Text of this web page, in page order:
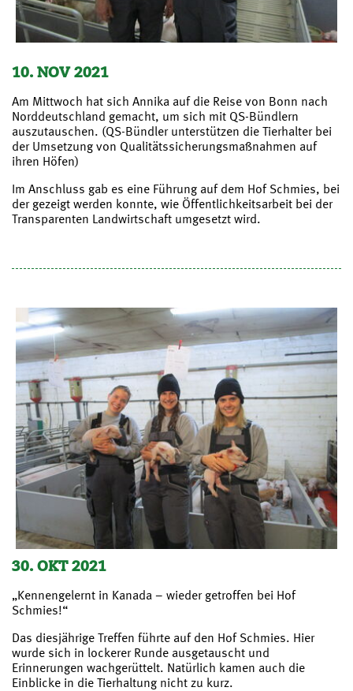
10. NOV 2021
Am Mittwoch hat sich Annika auf die Reise von Bonn nach
Norddeutschland gemacht, um sich mit QS-Bündlern
auszutauschen. (QS-Bündler unterstützen die Tierhalter bei
der Umsetzung von Qualitätssicherungsmaßnahmen auf
ihren Höfen)
Im Anschluss gab es eine Führung auf dem Hof Schmies, bei
der gezeigt werden konnte, wie Öffentlichkeitsarbeit bei der
Transparenten Landwirtschaft umgesetzt wird.
30. OKT 2021
„Kennengelernt in Kanada – wieder getroffen bei Hof
Schmies!“
Das diesjährige Treffen führte auf den Hof Schmies. Hier
wurde sich in lockerer Runde ausgetauscht und
Erinnerungen wachgerüttelt. Natürlich kamen auch die
Einblicke in die Tierhaltung nicht zu kurz.